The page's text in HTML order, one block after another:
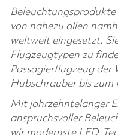
Beleuchtungsprodukte
von nahezu allen
weltweit eingesetzt.
Flugzeugtypen zu
Passagierflugzeug der
Hubschrauber bis zum
Mit jahrzehntelanger
anspruchsvoller
wir modernste LED-